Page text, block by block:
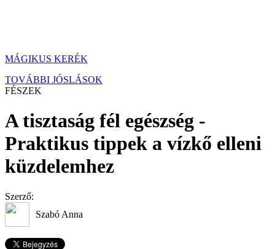
MÁGIKUS KERÉK
TOVÁBBI JÓSLÁSOK
FÉSZEK
A tisztaság fél egészség -
Praktikus tippek a vízkő elleni
küzdelemhez
Szerző:
Szabó Anna